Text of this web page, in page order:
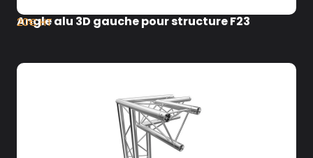
Angle alu 3D gauche pour structure F23
20€ HT